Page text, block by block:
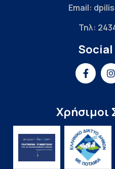
Email:
Τηλ:
Social
Χρήσιμοι